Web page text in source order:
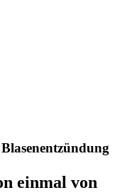
einmal von